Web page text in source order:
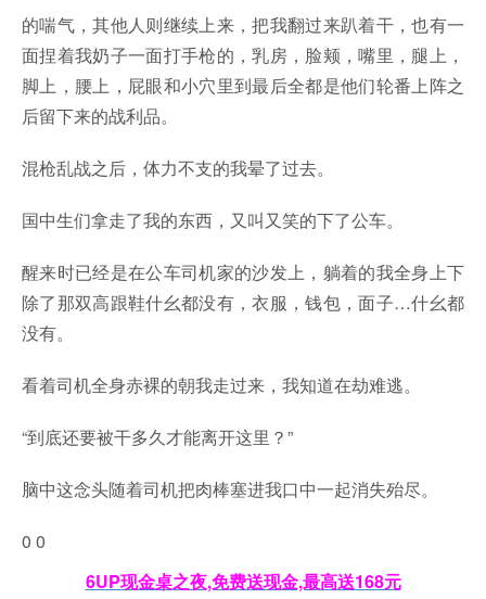
的喘气，其他人则继续上来，把我翻过来趴着干，也有一
面捏着我奶子一面打手枪的，乳房，脸颊，嘴里，腿上，
脚上，腰上，屁眼和小穴里到最后全都是他们轮番上阵之
后留下来的战利品。
混枪乱战之后，体力不支的我晕了过去。
国中生们拿走了我的东西，又叫又笑的下了公车。
醒来时已经是在公车司机家的沙发上，躺着的我全身上下
除了那双高跟鞋什幺都没有，衣服，钱包，面子…什幺都
没有。
看着司机全身赤裸的朝我走过来，我知道在劫难逃。
“到底还要被干多久才能离开这里？”
脑中这念头随着司机把肉棒塞进我口中一起消失殆尽。
0 0
6UP现金桌之夜,免费送现金,最高送168元